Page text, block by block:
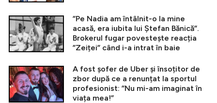
”Pe Nadia am întâlnit-o la mine
acasă, era iubita lui Ștefan Bănică”.
Brokerul fugar povestește reacția
”Zeiței” când i-a intrat în baie
A fost șofer de Uber și însoțitor de
zbor după ce a renunțat la sportul
profesionist: ”Nu mi-am imaginat în
viața mea!”